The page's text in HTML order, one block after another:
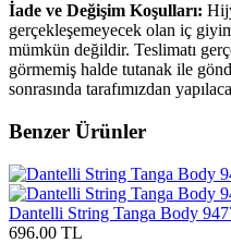
İade ve Değişim Koşulları:
gerçekleşemeyecek olan iç
mümkün değildir. Teslimatı
görmemiş halde tutanak ile
sonrasında tarafımızdan
Benzer Ürünler
Dantelli String Tanga Body
696.00 TL